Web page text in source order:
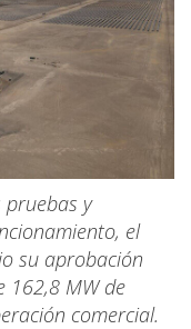
pruebas y
el
su aprobación
162,8 MW de
comercial.